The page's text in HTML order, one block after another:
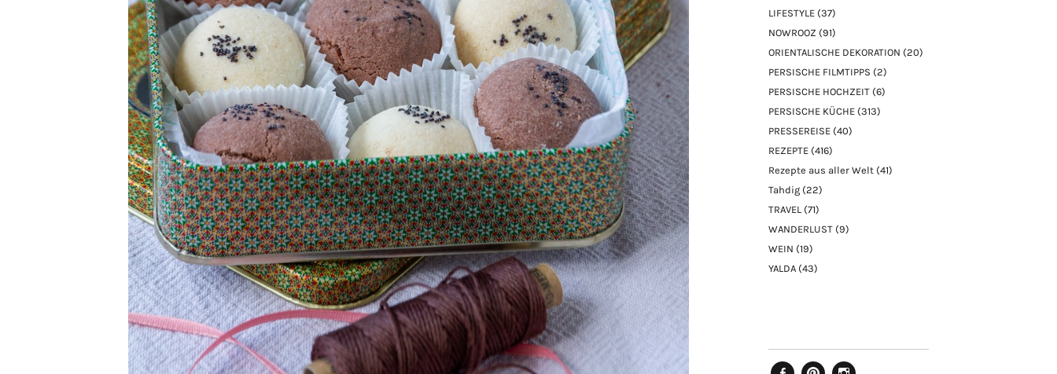
LIFESTYLE (37)
NOWROOZ (91)
ORIENTALISCHE DEKORATION (20)
PERSISCHE FILMTIPPS (2)
PERSISCHE HOCHZEIT (6)
PERSISCHE KÜCHE (313)
PRESSEREISE (40)
REZEPTE (416)
Rezepte aus aller Welt (41)
Tahdig (22)
TRAVEL (71)
WANDERLUST (9)
WEIN (19)
YALDA (43)